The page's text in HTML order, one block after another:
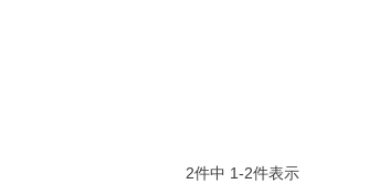
2件中 1-2件表示